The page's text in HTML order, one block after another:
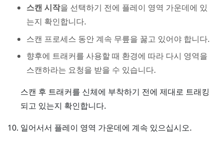
스캔 시작을 선택하기 전에 플레이 영역 가운데에 있
는지 확인합니다.
스캔 프로세스 동안 계속 무릎을 꿇고 있어야 합니다.
향후에 트래커를 사용할 때 환경에 따라 다시 영역을
스캔하라는 요청을 받을 수 있습니다.
스캔 후 트래커를 신체에 부착하기 전에 제대로 트래킹
되고 있는지 확인합니다.
일어서서 플레이 영역 가운데에 계속 있으십시오.